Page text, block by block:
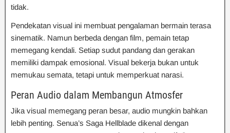
tidak.
Pendekatan visual ini membuat pengalaman bermain terasa
sinematik. Namun berbeda dengan film, pemain tetap
memegang kendali. Setiap sudut pandang dan gerakan
memiliki dampak emosional. Visual bekerja bukan untuk
memukau semata, tetapi untuk memperkuat narasi.
Peran Audio dalam Membangun Atmosfer
Jika visual memegang peran besar, audio mungkin bahkan
lebih penting. Senua’s Saga Hellblade dikenal dengan